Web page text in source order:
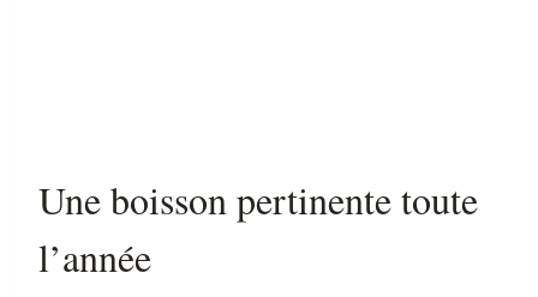
Une boisson pertinente toute
l’année